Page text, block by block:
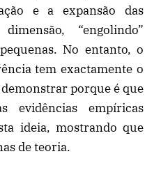
e a expansão das
“engolindo”
No entanto, o
tem exactamente o
porque é que
evidências empíricas
ideia, mostrando que
de teoria.